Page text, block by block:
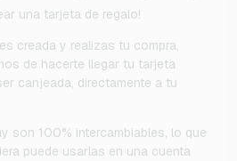
una tarjeta de regalo!
creada y realizas tu compra,
de hacerte llegar tu tarjeta
canjeada, directamente a tu
son 100% intercambiables, lo que
puede usarlas en una cuenta